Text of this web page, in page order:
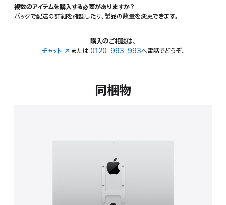
複数のアイテムを購入する必要がありますか？
バッグで配送の詳細を確認したり、製品の数量を変更できます。
購入のご相談は、
チャット （新または 0120-993-993へ電話でどうぞ。
同梱物